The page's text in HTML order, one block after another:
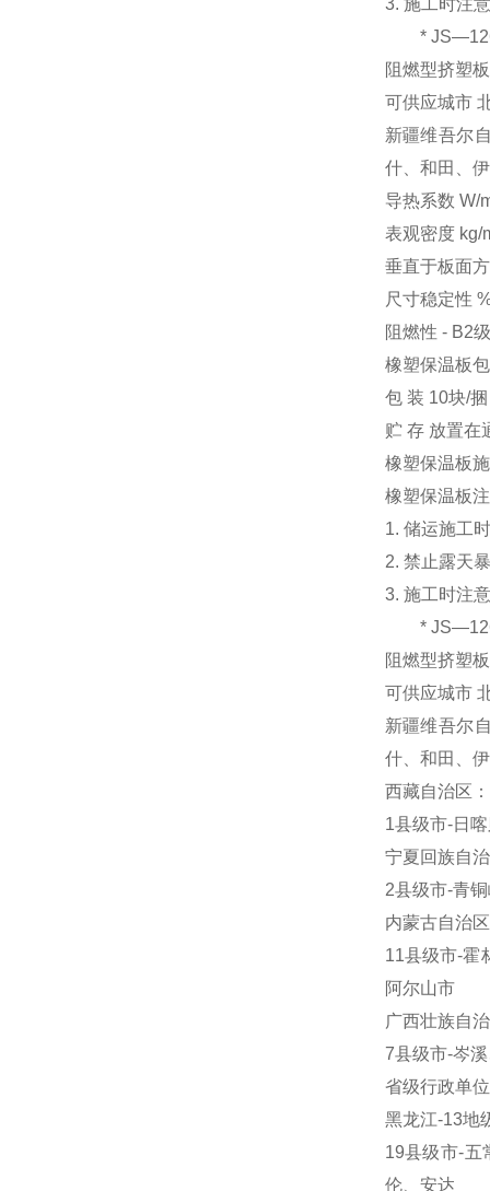
3. 施工时注
* JS—1264
阻燃型挤塑
可供应城市
新疆维吾尔
什、和田、
导热系数 W/
表观密度 kg/
垂直于板面
尺寸稳定性
阻燃性 - B2级
橡塑保温板
包 装 10块/捆
贮 存 放置在
橡塑保温板
橡塑保温板
1. 储运施工
2. 禁止露天
3. 施工时注
* JS—1264
阻燃型挤塑
可供应城市
新疆维吾尔
什、和田、
西藏自治区
1县级市-日
宁夏回族自
2县级市-青
内蒙古自治
11县级市-霍
阿尔山市
广西壮族自
7县级市-岑
省级行政单位
黑龙江-13地
19县级市-五
伦、安达